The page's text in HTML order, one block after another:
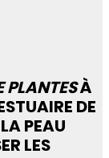
PLANTESÀ
DE
PEAU
LES